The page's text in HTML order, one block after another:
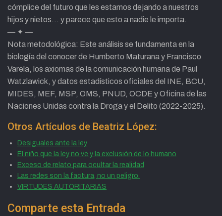
cómplice del futuro que les estamos dejando a nuestros
hijos y nietos… y parece que esto a nadie le importa.
— ✦ —
Nota metodológica: Este análisis se fundamenta en la
biología del conocer de Humberto Maturana y Francisco
Varela, los axiomas de la comunicación humana de Paul
Watzlawick, y datos estadísticos oficiales del INE, BCU,
MIDES, MEF, MSP, OMS, PNUD, OCDE y Oficina de las
Naciones Unidas contra la Droga y el Delito (2022-2025).
Otros Artículos de Beatriz López:
Desiguales ante la ley
El niño que la ley no ve y la exclusión de lo humano
Exceso de relato para ocultar la realidad
Las redes son la factura, no un peligro.
VIRTUDES AUTORITARIAS
Comparte esta Entrada